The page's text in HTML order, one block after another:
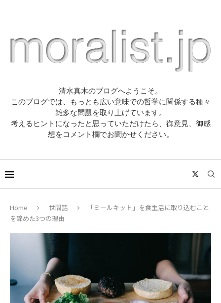
清水真木のブログへようこそ。
このブログでは、もっとも広い意味での哲学に関係する種々
雑多な問題を取り上げています。
考えるヒントになったと思っていただけたら、御意見、御感
想をコメント欄でお聞かせください。
Home 世間話
「ミールキット」を食生活に取り込むこと
を諦めた3つの理由